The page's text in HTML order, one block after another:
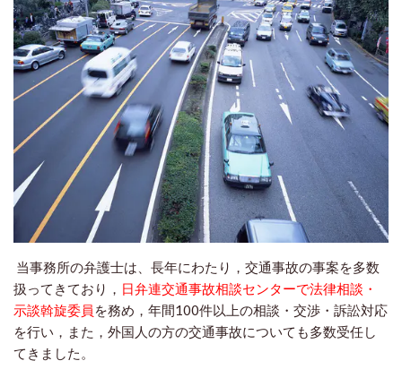
当事務所の弁護士は、長年にわたり，交通事故の事案を多数
扱ってきており， 日弁連交通事故相談センターで法律相談・
示談斡旋委員 を務め，年間100件以上の相談・交渉・訴訟対応
を行い，また，外国人の方の交通事故についても多数受任し
てきました。